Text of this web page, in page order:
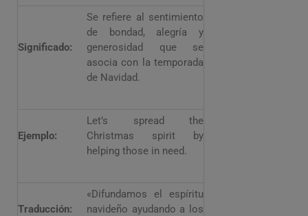
Significado:
Se refiere al sentimiento
de bondad, alegría y
generosidad que se
asocia con la temporada
de Navidad.
Ejemplo:
Let’s spread the
Christmas spirit by
helping those in need.
Traducción:
«Difundamos el espíritu
navideño ayudando a los